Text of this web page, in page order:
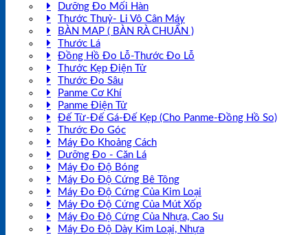
Dưỡng Đo Mối Hàn
Thước Thuỷ- Li Vô Cân Máy
BÀN MAP ( BÀN RÀ CHUẨN )
Thước Lá
Đồng Hồ Đo Lỗ-Thước Đo Lỗ
Thước Kẹp Điện Tử
Thước Đo Sâu
Panme Cơ Khí
Panme Điện Tử
Đế Từ-Đế Gá-Đế Kẹp (Cho Panme-Đồng Hồ So)
Thước Đo Góc
Máy Đo Khoảng Cách
Dưỡng Đo - Căn Lá
Máy Đo Độ Bóng
Máy Đo Độ Cứng Bê Tông
Máy Đo Độ Cứng Của Kim Loại
Máy Đo Độ Cứng Của Mút Xốp
Máy Đo Độ Cứng Của Nhựa, Cao Su
Máy Đo Độ Dày Kim Loại, Nhựa